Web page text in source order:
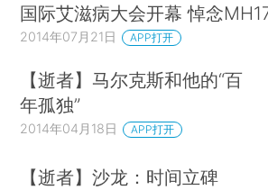
国际艾滋病大会开幕 悼念
2014年07月21日 APP打开
【逝者】马尔克斯和他的“百
年孤独”
2014年04月18日 APP打开
【逝者】沙龙：时间立碑